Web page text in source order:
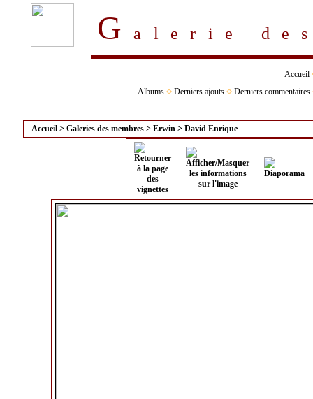
Galerie
Accueil
Albums
Derniers ajouts Derniers commentaires
Accueil > Galeries des membres > Erwin > David Enrique